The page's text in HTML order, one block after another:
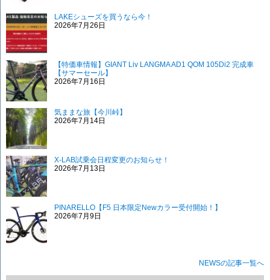
LAKEシューズを買うなら今！
2026年7月26日
【特価車情報】GIANT Liv LANGMA AD1 QOM 105Di2 完成車
【サマーセール】
2026年7月16日
気ままな旅【今川峠】
2026年7月14日
X-LAB試乗会日程変更のお知らせ！
2026年7月13日
PINARELLO【F5 日本限定Newカラー受付開始！】
2026年7月9日
NEWSの記事一覧へ